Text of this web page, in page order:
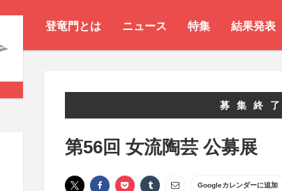
登竜門とは ニュース 特集 結果発表
募集終了
第56回 女流陶芸 公募展
Googleカレンダーに追加